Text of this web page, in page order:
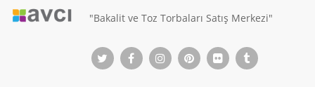
"Bakalit ve Toz Torbaları Satış Merkezi"